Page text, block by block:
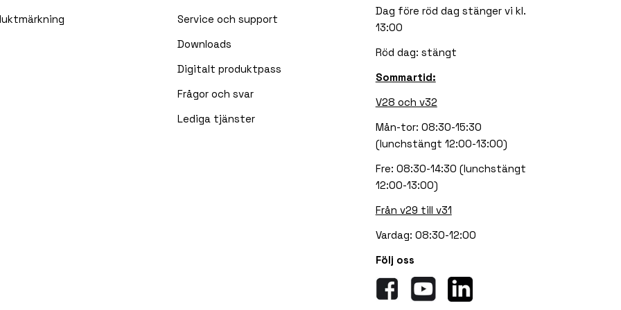
Service och support
Downloads
Digitalt produktpass
Frågor och svar
Lediga tjänster
Dag före röd dag stänger vi kl.
13:00
Röd dag: stängt
Sommartid:
V28 och v32
Mån-tor: 08:30-15:30
(lunchstängt 12:00-13:00)
Fre: 08:30-14:30 (lunchstängt
12:00-13:00)
Från v29 till v31
Vardag: 08:30-12:00
Följ oss